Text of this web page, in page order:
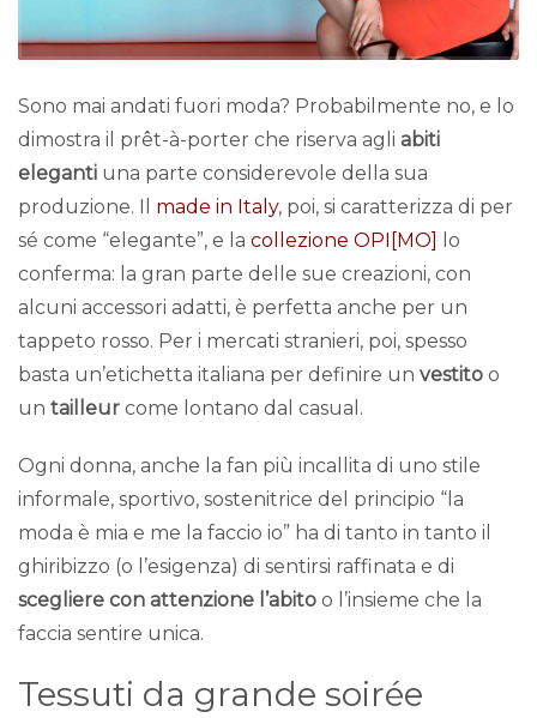
Sono mai andati fuori moda? Probabilmente no, e lo
dimostra il prêt-à-porter che riserva agli abiti
eleganti una parte considerevole della sua
produzione. Il made in Italy, poi, si caratterizza di per
sé come “elegante”, e la collezione OPI[MO]
lo
conferma: la gran parte delle sue creazioni, con
alcuni accessori adatti, è perfetta anche per un
tappeto rosso. Per i mercati stranieri, poi, spesso
basta un’etichetta italiana per definire un vestito o
un tailleur come lontano dal casual.
Ogni donna, anche la fan più incallita di uno stile
informale, sportivo, sostenitrice del principio “la
moda è mia e me la faccio io” ha di tanto in tanto il
ghiribizzo (o l’esigenza) di sentirsi raffinata e di
scegliere con attenzione l’abito o l’insieme che la
faccia sentire unica.
Tessuti da grande soirée